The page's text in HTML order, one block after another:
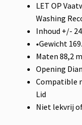
LET OP
Washing
Inhoud +/-
•Gewicht
Maten 88,2
Opening
Compatible
Lid
Niet lekvrij